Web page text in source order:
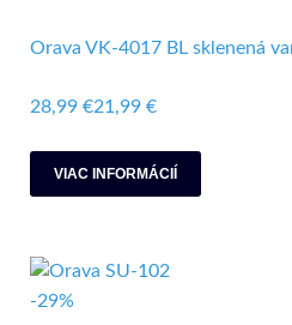
Orava VK-4017 BL sklenená
28,99 €21,99 €
VIAC INFORMÁCIÍ
-29%